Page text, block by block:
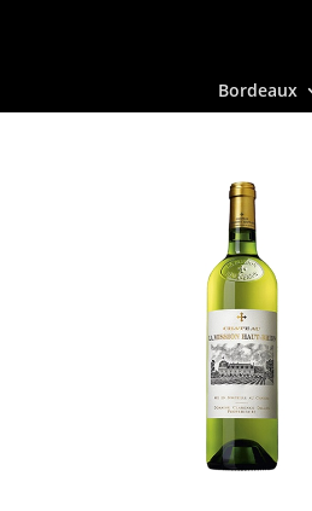
Bordeaux